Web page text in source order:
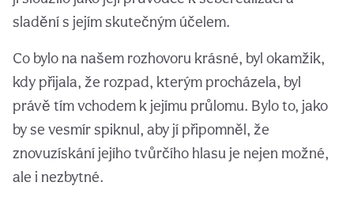
sladění s jejím skutečným účelem.
Co bylo na našem rozhovoru krásné, byl okamžik,
kdy přijala, že rozpad, kterým procházela, byl
právě tím vchodem k jejímu průlomu. Bylo to, jako
by se vesmír spiknul, aby jí připomněl, že
znovuzískání jejího tvůrčího hlasu je nejen možné,
ale i nezbytné.